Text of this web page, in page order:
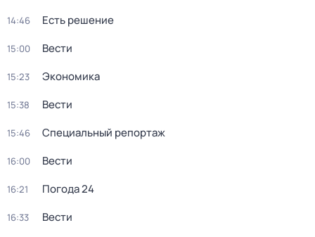
14:46 Есть решение
15:00 Вести
15:23 Экономика
15:38 Вести
15:46 Специальный репортаж
16:00 Вести
16:21 Погода 24
16:33 Вести